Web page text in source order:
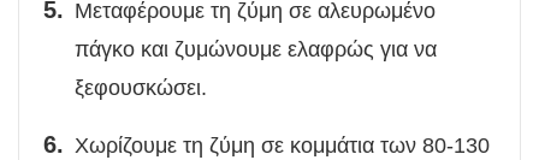
Μεταφέρουμε τη ζύμη σε αλευρωμένο
πάγκο και ζυμώνουμε ελαφρώς για να
ξεφουσκώσει.
Χωρίζουμε τη ζύμη σε κομμάτια των 80-130